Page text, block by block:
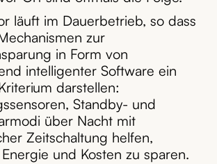
läuft im Dauerbetrieb, so dass
zur
in Form von
intelligenter Software ein
darstellen:
Standby- und
über Nacht mit
Zeitschaltung helfen,
und Kosten zu sparen.